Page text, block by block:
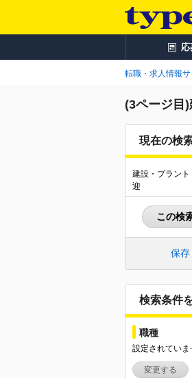
応
転職・求人情報
(3ページ目
現在の検
建設・プラン
迎
この検
保存
検索条件
職種
設定されていま
変更する